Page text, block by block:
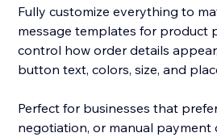
Fully customize everything to
message templates for product
control how order details
button text, colors, size, and
Perfect for businesses that
negotiation, or manual payment